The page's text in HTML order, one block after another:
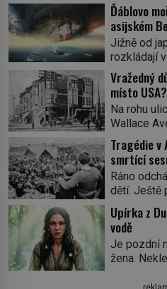
Ďáblovo
asijském
ve
Jižně od
rozkládají
Ďáblovo
mizejících
světlech,
dracích,
v dávných
Dračí
místem,
příroda
Vražedný
místo USA?
Na rohu
Wallace
nenápadná
nápis ani
místní
sklepa.
vrah H. H.
v dějinách
Herman
přijíždí […]
Tragédie v
smrtící
Ráno
dětí. Ještě
podivným
zná,
spolužáky.
cosi
mrtvá.
Upírka z
vodě
Je pozdní
žena.